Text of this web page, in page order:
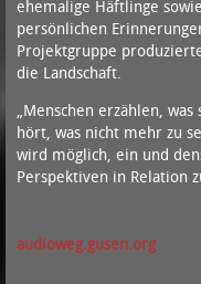
ehemalige Häftlinge
persönlichen
Projektgruppe
die Landschaft.
„Menschen erzählen,
hört, was nicht mehr zu
wird möglich, ein und
Perspektiven in Relation
audioweg.gusen.org